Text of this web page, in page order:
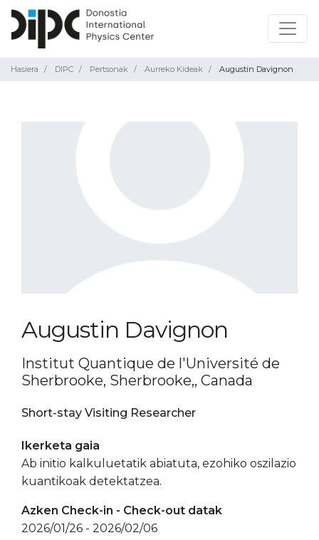
Hasiera DIPC Pertsonak Aurreko Kideak Augustin Davignon
Augustin Davignon
Institut Quantique de l'Université de
Sherbrooke, Sherbrooke,, Canada
Short-stay Visiting Researcher
Ikerketa gaia
Ab initio kalkuluetatik abiatuta, ezohiko oszilazio
kuantikoak detektatzea.
Azken Check-in - Check-out datak
2026/01/26 - 2026/02/06